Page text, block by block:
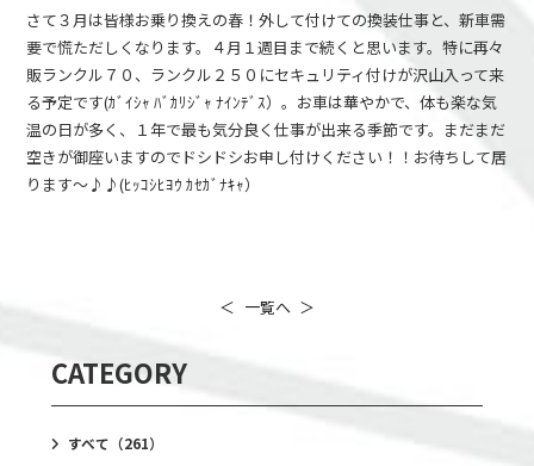
さて３月は皆様お乗り換えの春！外して付けての換装仕事と、新車需
要で慌ただしくなります。４月１週目まで続くと思います。特に再々
販ランクル７０、ランクル２５０にセキュリティ付けが沢山入って来
る予定です(ｶﾞｲｼｬ ﾊﾞｶﾘｼﾞｬ ﾅｲﾝﾃﾞｽ）。お車は華やかで、体も楽な気
温の日が多く、１年で最も気分良く仕事が出来る季節です。まだまだ
空きが御座いますのでドシドシお申し付けください！！お待ちして居
ります～♪♪(ﾋｯｺｼﾋﾖｳ ｶｾｶﾞﾅｷｬ）
＜ 一覧へ ＞
CATEGORY
すべて （261）